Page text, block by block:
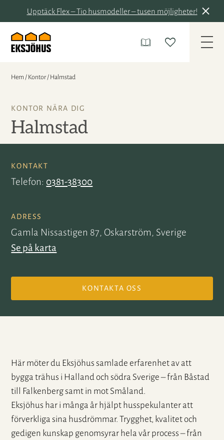
Upptäck Flex – Tio husmodeller – tusen möjligheter!
Hem / Kontor / Halmstad
KONTOR NÄRA DIG
Halmstad
Här möter du Eksjöhus samlade erfarenhet av att
bygga trähus i Halland och södra Sverige – från Båstad
till Falkenberg samt in mot Småland.
Eksjöhus har i många år hjälpt husspekulanter att
förverkliga sina husdrömmar. Trygghet, kvalitet och
gedigen kunskap genomsyrar hela vår process – från
KONTAKT
Telefon 0381-38300
ADRESS
Gamla Nissastigen 87, Oskarström, Sverige
Se på karta
KONTAKTA OSS